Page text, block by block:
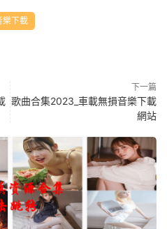
樂下載
下一篇
歌曲合集2023_車載無損音樂下載
網站